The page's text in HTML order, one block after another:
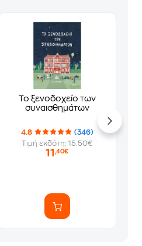
Το ξενοδοχείο των
συναισθημάτων
4.8
(346)
Τιμή εκδότη: 15.50€
11,40€